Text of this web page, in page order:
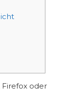
Firefox oder